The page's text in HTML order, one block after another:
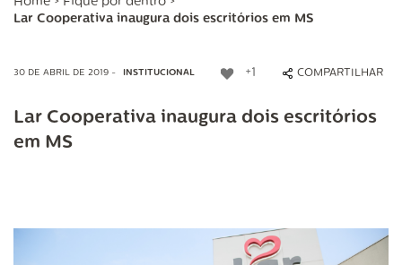
Lar Cooperativa inaugura dois escritórios em MS
30 DE ABRIL DE 2019 - INSTITUCIONAL +1 COMPARTILHAR
Lar Cooperativa inaugura dois escritórios
em MS